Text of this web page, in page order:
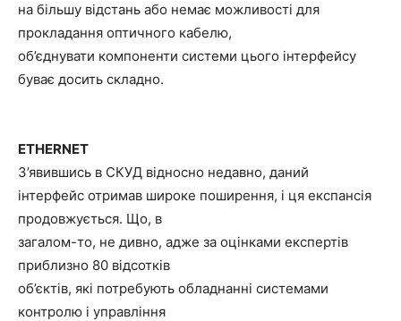
на більшу відстань або немає можливості для
прокладання оптичного кабелю,
об’єднувати компоненти системи цього інтерфейсу
буває досить складно.
ETHERNET
З’явившись в СКУД відносно недавно, даний
інтерфейс отримав широке поширення, і ця експансія
продовжується. Що, в
загалом-то, не дивно, адже за оцінками експертів
приблизно 80 відсотків
об’єктів, які потребують обладнанні системами
контролю і управління